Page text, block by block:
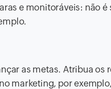
e monitoráveis: não
as metas. Atribua os
marketing, por